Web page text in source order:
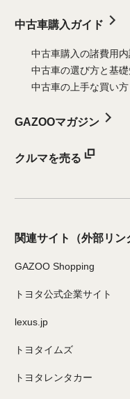
中古車購入ガイド
中古車購入の諸費用
中古車の選び方と基
中古車の上手な買い方
GAZOOマガジン
クルマを売る
関連サイト （外部リン
GAZOO Shopping
トヨタ公式企業サイト
lexus.jp
トヨタイムズ
トヨタレンタカー